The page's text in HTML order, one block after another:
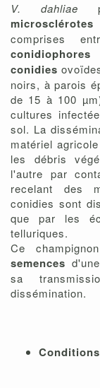
V. dahliae
microsclérotes
comprises
conidiophores
conidies
noirs, à parois
de 15 à 100
cultures
sol. La
matériel
les débris
l'autre par
recelant des
conidies sont
que par les
telluriques.
Ce
semences
sa
dissémination.